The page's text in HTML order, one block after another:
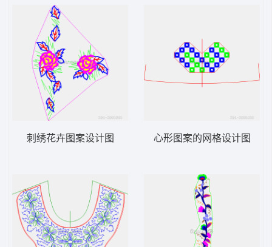
刺绣花卉图案设计图 心形图案的网格设计图